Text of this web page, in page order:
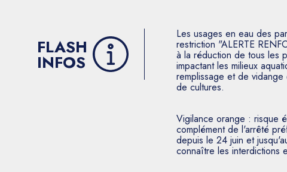
FLASH
INFOS
Les usages en eau des
restriction "ALERTE
à la réduction de tous les
impactant les milieux
remplissage et de
de cultures.
Vigilance orange : risque
complément de l'arrêté
depuis le 24 juin et
connaître les interdictions